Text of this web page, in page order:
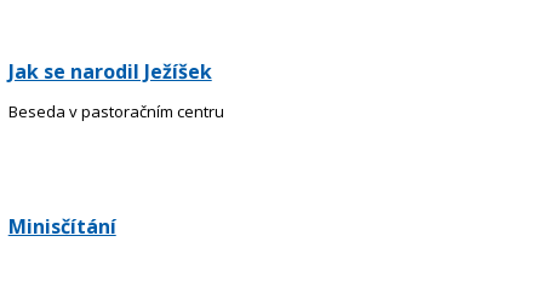
Jak se narodil Ježíšek
Beseda v pastoračním centru
Minisčítání